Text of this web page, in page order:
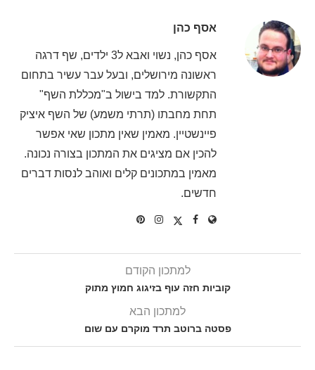
אסף כהן
אסף כהן, נשוי ואבא ל3 ילדים, שף דרגה
ראשונה מירושלים, ובעל עבר עשיר בתחום
התקשורת. למד בישול ב"מכללת השף"
תחת מחבתו (תרתי משמע) של השף איציק
פיינשטיין. מאמין שאין מתכון שאי אפשר
להכין אם מציגים את המתכון בצורה נכונה.
מאמין במתכונים קלים ואוהב לנסות דברים
חדשים.
למתכון הקודם
קוביות חזה עוף בזיגוג חמוץ מתוק
למתכון הבא
פסטה ברוטב תרד מוקרם עם שום